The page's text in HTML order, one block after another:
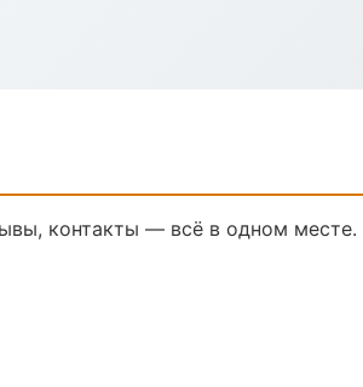
контакты — всё в одном месте.